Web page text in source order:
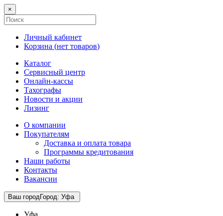
×
Личный кабинет
Корзина (нет товаров)
Каталог
Сервисный центр
Онлайн-кассы
Тахографы
Новости и акции
Лизинг
О компании
Покупателям
Доставка и оплата товара
Программы кредитования
Наши работы
Контакты
Вакансии
Ваш городГород: Уфа
Уфа